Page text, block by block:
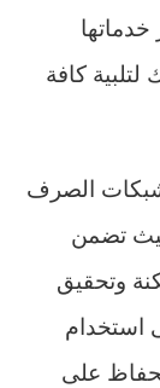
كافة
الصرف
تضمن
وتحقيق
استخدام
على